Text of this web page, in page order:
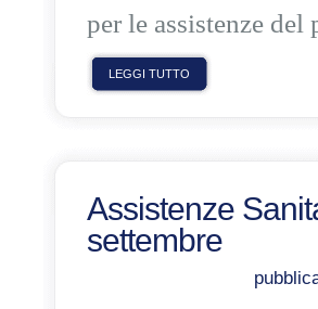
per le assistenze
LEGGI TUTTO
Assistenze
settembre